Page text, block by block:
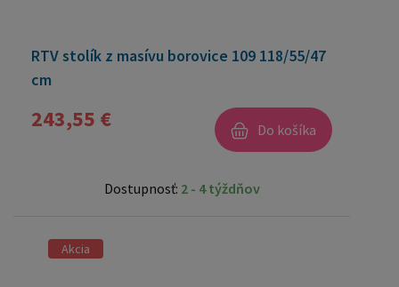
RTV stolík z masívu borovice 109 118/55/47
cm
243,55 € Do košíka
Dostupnosť: 2 - 4 týždňov
Akcia